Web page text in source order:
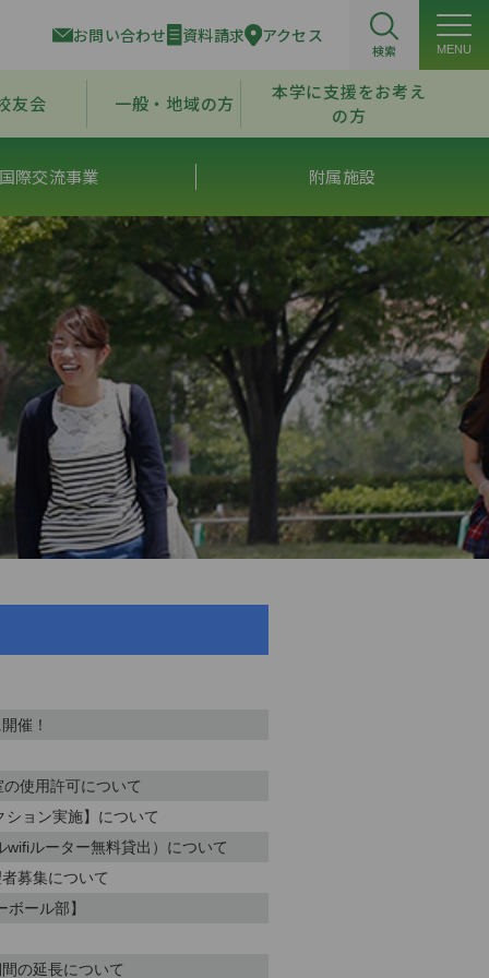
お問い合わせ 資料請求 アクセス
検索 MENU
友会 一般・地域の方
本学に支援をお考え
の方
際交流事業 附属施設
催！
使用許可について
ョン実施】について
ルーター無料貸出）について
募集について
ール部】
の延長について